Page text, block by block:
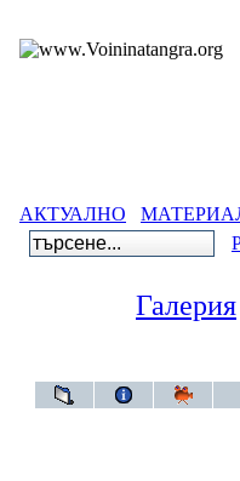
АКТУАЛНО
Галерия